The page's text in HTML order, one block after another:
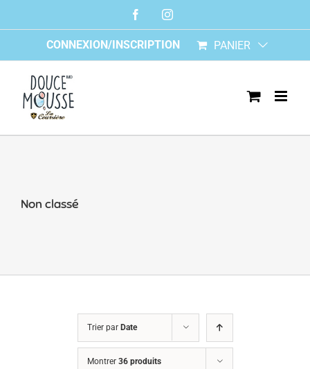
FacebookInstagram
CONNEXION/INSCRIPTION PANIER
Non classé
Trier par Date
Montrer 36 produits